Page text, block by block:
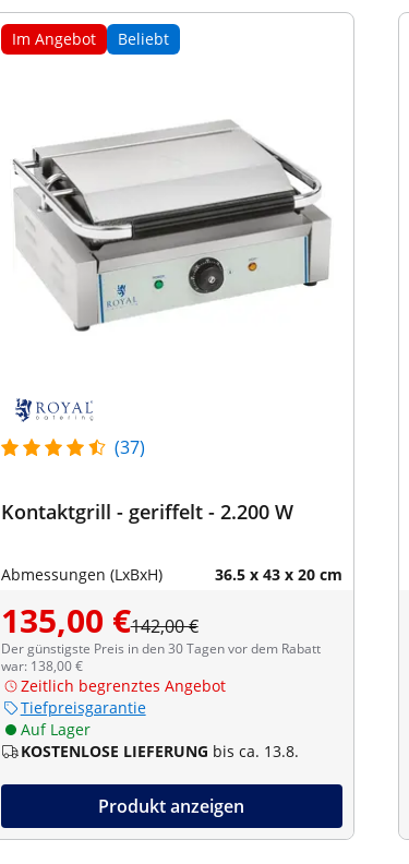
Im Angebot Beliebt
(37)
Kontaktgrill - geriffelt - 2.200 W
Abmessungen (LxBxH) 36.5 x 43 x 20 cm
135,00 €142,00 €
Der günstigste Preis in den 30 Tagen vor dem Rabatt
war: 138,00 €
Zeitlich begrenztes Angebot
Tiefpreisgarantie
Auf Lager
KOSTENLOSE LIEFERUNG bis ca. 13.8.
Produkt anzeigen